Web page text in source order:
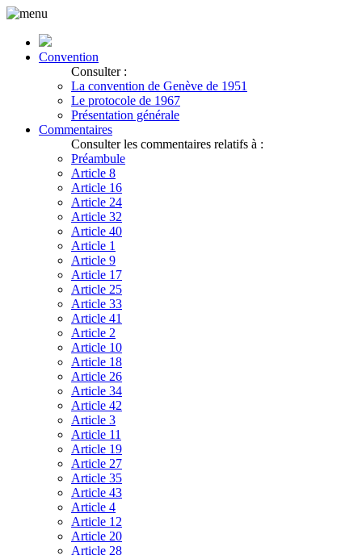
Convention
Consulter :
La convention de Genève de 1951
Le protocole de 1967
Présentation générale
Commentaires
Consulter les commentaires relatifs à :
Préambule
Article 8
Article 16
Article 24
Article 32
Article 40
Article 1
Article 9
Article 17
Article 25
Article 33
Article 41
Article 2
Article 10
Article 18
Article 26
Article 34
Article 42
Article 3
Article 11
Article 19
Article 27
Article 35
Article 43
Article 4
Article 12
Article 20
Article 28